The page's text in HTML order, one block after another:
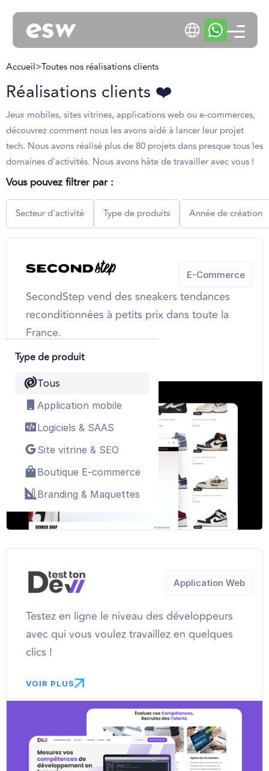
Type de produit
Tous
Application mobile
Logiciels & SAAS
Site vitrine & SEO
Boutique E-commerce
Branding & Maquettes
Accueil>Toutes nos réalisations clients
Réalisations clients ❤️
Jeux mobiles, sites vitrines, applications web ou e-commerces,
découvrez comment nous les avons aidé à lancer leur projet
tech. Nous avons réalisé plus de 80 projets dans presque tous les
domaines d'activités. Nous avons hâte de travailler avec vous !
Vous pouvez filtrer par :
Secteur d'activité Type de produits Année de création
SecondStep vend des sneakers tendances
reconditionnées à petits prix dans toute la
France.
VOIR PLUS
E-Commerce
Testez en ligne le niveau des développeurs
avec qui vous voulez travaillez en quelques
clics !
VOIR PLUS
Application Web